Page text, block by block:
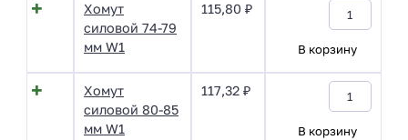
Хомут
силовой 74-79
мм W1
115,80 ₽
В корзину
Хомут
силовой 80-85
мм W1
117,32 ₽
В корзину